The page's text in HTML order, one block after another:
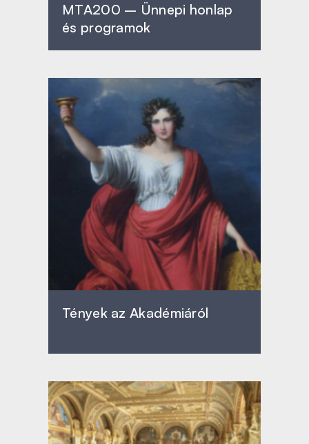
MTA200 – Ünnepi honlap
és programok
Tények az Akadémiáról